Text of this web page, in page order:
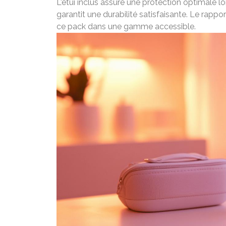
L'étui inclus assure une protection optimale
garantit une durabilité satisfaisante. Le
ce pack dans une gamme accessible.